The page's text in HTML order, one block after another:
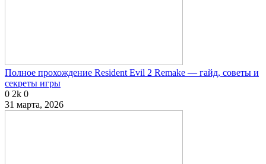
Полное прохождение Resident Evil 2 Remake — гайд, советы и
секреты игры
0 2k 0
31 марта, 2026